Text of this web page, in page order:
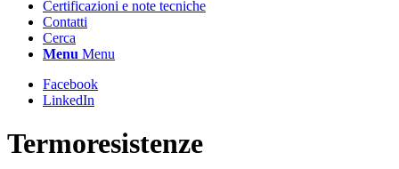
Certificazioni e note tecniche
Contatti
Cerca
Menu Menu
Facebook
LinkedIn
Termoresistenze